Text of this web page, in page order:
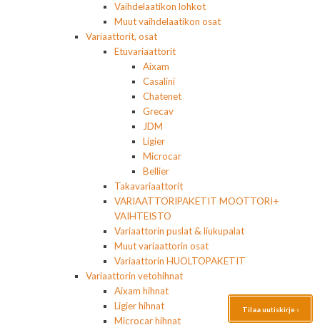
Vaihdelaatikon lohkot
Muut vaihdelaatikon osat
Variaattorit, osat
Etuvariaattorit
Aixam
Casalini
Chatenet
Grecav
JDM
Ligier
Microcar
Bellier
Takavariaattorit
VARIAATTORIPAKETIT MOOTTORI+
VAIHTEISTO
Variaattorin puslat & liukupalat
Muut variaattorin osat
Variaattorin HUOLTOPAKETIT
Variaattorin vetohihnat
Aixam hihnat
Ligier hihnat
Microcar hihnat
Tilaa uutiskirje ›